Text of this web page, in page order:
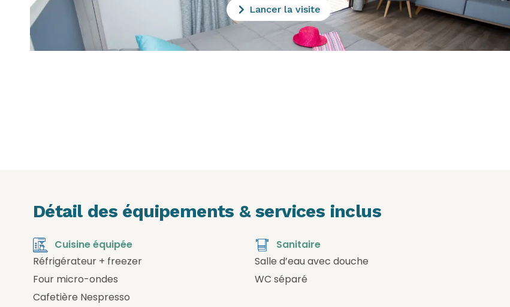
Lancer la visite
Détail des équipements & services inclus
Cuisine équipée
Réfrigérateur + freezer
Four micro-ondes
Cafetière Nespresso
Sanitaire
Salle d’eau avec douche
WC séparé